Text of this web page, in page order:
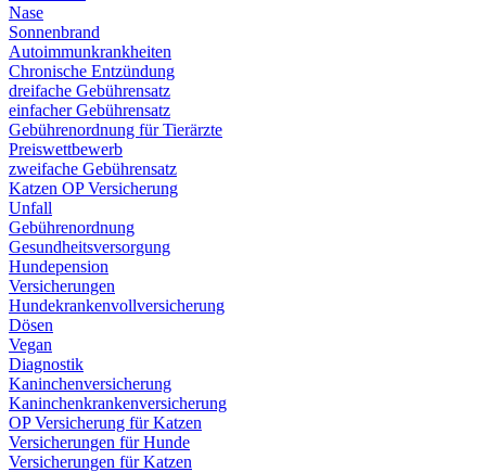
Nase
Sonnenbrand
Autoimmunkrankheiten
Chronische Entzündung
dreifache Gebührensatz
einfacher Gebührensatz
Gebührenordnung für Tierärzte
Preiswettbewerb
zweifache Gebührensatz
Katzen OP Versicherung
Unfall
Gebührenordnung
Gesundheitsversorgung
Hundepension
Versicherungen
Hundekrankenvollversicherung
Dösen
Vegan
Diagnostik
Kaninchenversicherung
Kaninchenkrankenversicherung
OP Versicherung für Katzen
Versicherungen für Hunde
Versicherungen für Katzen